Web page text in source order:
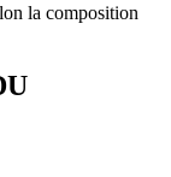
la composition